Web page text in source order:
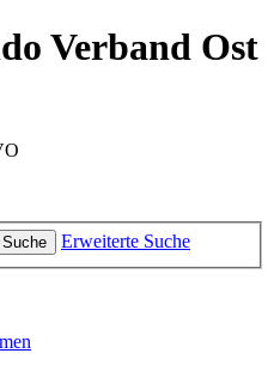
Verband Ost
Suche Erweiterte Suche